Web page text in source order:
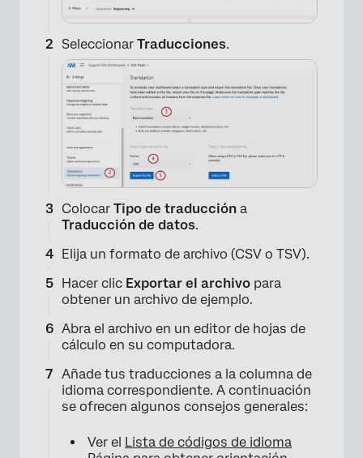
Seleccionar Traducciones.
Colocar Tipo de traducción a
Traducción de datos.
Elija un formato de archivo (CSV o TSV).
Hacer clic Exportar el archivo para
obtener un archivo de ejemplo.
Abra el archivo en un editor de hojas de
cálculo en su computadora.
Añade tus traducciones a la columna de
idioma correspondiente. A continuación
se ofrecen algunos consejos generales:
Ver el Lista de códigos de idioma